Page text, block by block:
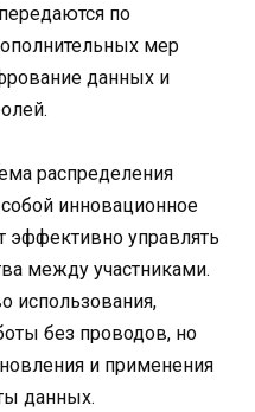
по
мер
данных и
распределения
инновационное
эффективно управлять
между участниками.
использования,
без проводов, но
и применения
данных.